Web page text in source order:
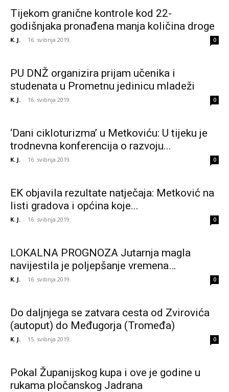
Tijekom granične kontrole kod 22-
godišnjaka pronađena manja količina droge
K. J. - 16. svibnja 2019. 0
PU DNŽ organizira prijam učenika i
studenata u Prometnu jedinicu mladeži
K. J. - 16. svibnja 2019. 0
‘Dani cikloturizma’ u Metkoviću: U tijeku je
trodnevna konferencija o razvoju...
K. J. - 16. svibnja 2019. 0
EK objavila rezultate natječaja: Metković na
listi gradova i općina koje...
K. J. - 16. svibnja 2019. 0
LOKALNA PROGNOZA Jutarnja magla
navijestila je poljepšanje vremena…
K. J. - 16. svibnja 2019. 0
Do daljnjega se zatvara cesta od Zvirovića
(autoput) do Međugorja (Tromeđa)
K. J. - 15. svibnja 2019. 0
Pokal Županijskog kupa i ove je godine u
rukama pločanskog Jadrana